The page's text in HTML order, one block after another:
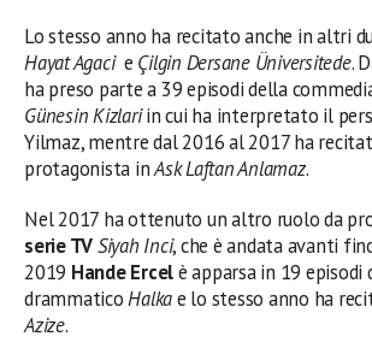
Lo stesso anno ha recitato anche in altri
Hayat Agaci e Çilgin Dersane Üniversitede.
ha preso parte a 39 episodi della
Günesin Kizlariin cui ha interpretato il
Yilmaz, mentre dal 2016 al 2017 ha
protagonista inAsk Laftan Anlamaz.
Nel 2017 ha ottenuto un altro ruolo da
serie TVSiyah Inci, che è andata avanti
2019 Hande Ercelè apparsa in 19
drammaticoHalkae lo stesso anno ha
Azize.